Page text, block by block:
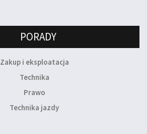
PORADY
Zakup i eksploatacja
Technika
Prawo
Technika jazdy